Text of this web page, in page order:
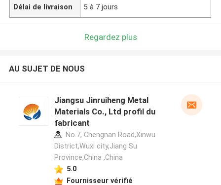
Délai de livraison 5 à 7 jours
Regardez plus
AU SUJET DE NOUS
Jiangsu Jinruiheng Metal
Materials Co., Ltd profil du
fabricant
No.7, Chengnan Road,Xinwu
District,Wuxi city,Jiang Su
Province,China ,China
5.0
Fournisseur vérifié